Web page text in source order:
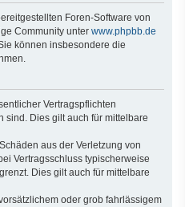
Foren-Software von
Community unter www.phpbb.de
können insbesondere die
Vertragspflichten
sind. Dies gilt auch für mittelbare
aus der Verletzung von
Vertragsschluss typischerweise
Dies gilt auch für mittelbare
oder grob fahrlässigem